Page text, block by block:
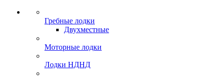
Гребные лодки
Двухместные
Моторные лодки
Лодки НДНД